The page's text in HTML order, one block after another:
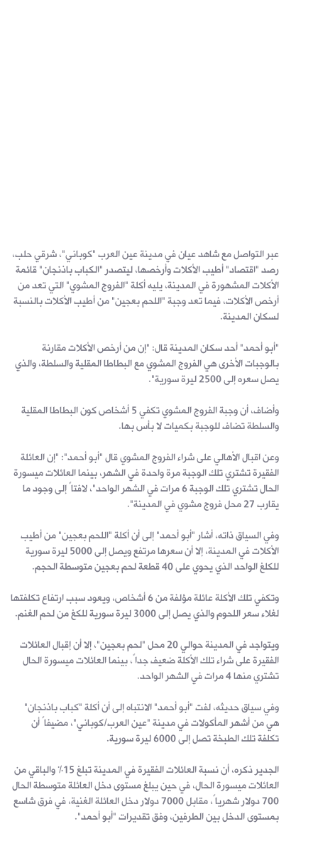
عبر التواصل مع شاهد عيان في مدينة عين العرب "كوباني"، شرقي حلب،
رصد "اقتصاد" أطيب الأكلات وأرخصها، ليتصدر "الكباب باذنجان" قائمة
الأكلات المشهورة في المدينة، يليه أكلة "الفروج المشوي" التي تعد من
أرخص الأكلات، فيما تعد وجبة "اللحم بعجين" من أطيب الأكلات بالنسبة
لسكان المدينة.
"أبو أحمد" أحد سكان المدينة قال: "إن من أرخص الأكلات مقارنة
بالوجبات الأخرى هي الفروج المشوي مع البطاطا المقلية والسلطة، والذي
يصل سعره إلى 2500 ليرة سورية".
وأضاف، أن وجبة الفروج المشوي تكفي 5 أشخاص كون البطاطا المقلية
والسلطة تضاف للوجبة بكميات لا بأس بها.
وعن اقبال الأهالي على شراء الفروج المشوي قال "أبو أحمد": "إن العائلة
الفقيرة تشتري تلك الوجبة مرة واحدة في الشهر، بينما العائلات ميسورة
الحال تشتري تلك الوجبة 6 مرات في الشهر الواحد"، لافتاً إلى وجود ما
يقارب 27 محل فروج مشوي في المدينة".
وفي السياق ذاته، أشار "أبو أحمد" إلى أن أكلة "اللحم بعجين" من أطيب
الأكلات في المدينة، إلا أن سعرها مرتفع ويصل إلى 5000 ليرة سورية
للكلغ الواحد الذي يحوي على 40 قطعة لحم بعجين متوسطة الحجم.
وتكفي تلك الأكلة عائلة مؤلفة من 6 أشخاص، ويعود سبب ارتفاع تكلفتها
لغلاء سعر اللحوم والذي يصل إلى 3000 ليرة سورية للكغ من لحم الغنم.
ويتواجد في المدينة حوالي 20 محل "لحم بعجين"، إلا أن إقبال العائلات
الفقيرة على شراء تلك الأكلة ضعيف جداً، بينما العائلات ميسورة الحال
تشتري منها 4 مرات في الشهر الواحد.
وفي سياق حديثه، لفت "أبو أحمد" الانتباه إلى أن أكلة "كباب باذنجان"
هي من أشهر المأكولات في مدينة "عين العرب/كوباني"، مضيفاً أن
تكلفة تلك الطبخة تصل إلى 6000 ليرة سورية.
الجدير ذكره، أن نسبة العائلات الفقيرة في المدينة تبلغ 15% والباقي من
العائلات ميسورة الحال، في حين يبلغ مستوى دخل العائلة متوسطة الحال
700 دولار شهرياً، مقابل 7000 دولار دخل العائلة الغنية، في فرق شاسع
بمستوى الدخل بين الطرفين، وفق تقديرات "أبو أحمد".